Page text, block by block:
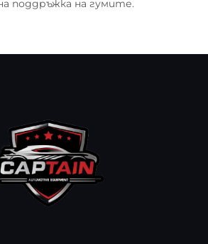
поддръжка на гумите.